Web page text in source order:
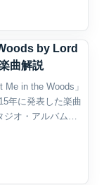
by Lord
曲解説
in the Woods」
年に発表した楽曲
ジオ・アルバム